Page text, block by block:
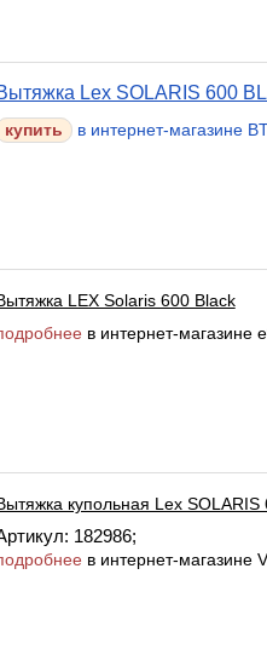
Lex SOLARIS 600
в интернет-магазине
LEX Solaris 600 Black
в интернет-магазине
купольная Lex SOLARIS
182986;
в интернет-магазине